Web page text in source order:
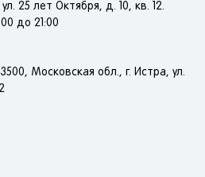
25 лет Октября, д. 10, кв. 12.
до 21:00
Московская обл., г. Истра, ул.